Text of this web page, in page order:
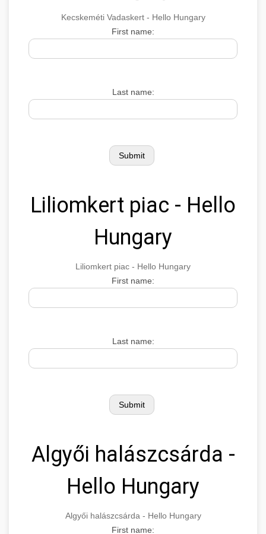
Kecskeméti Vadaskert - Hello Hungary
First name:
Last name:
Liliomkert piac - Hello
Hungary
Liliomkert piac - Hello Hungary
First name:
Last name:
Algyői halászcsárda -
Hello Hungary
Algyői halászcsárda - Hello Hungary
First name: